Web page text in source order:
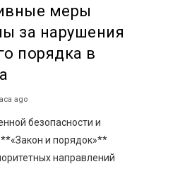
меры
за нарушения
порядка в
ago
безопасности и
и порядок»**
направлений